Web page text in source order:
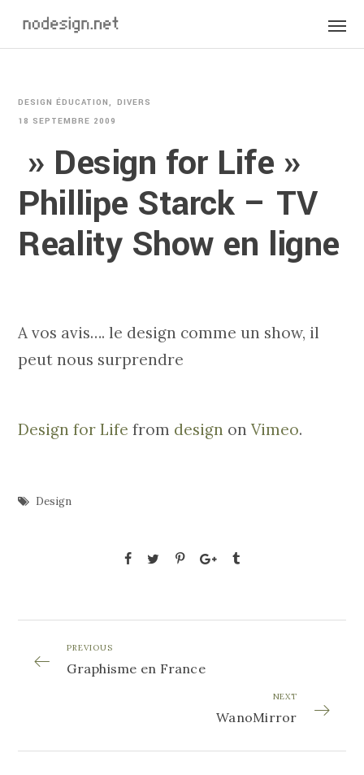
DESIGN ÉDUCATION
DIVERS
18 SEPTEMBRE 2009
» Design for Life »
Phillipe Starck – TV
Reality Show en ligne
A vos avis…. le design comme un show, il
peut nous surprendre
Design for Life from design onVimeo.
Design
PREVIOUS
Graphisme en France
NEXT
WanoMirror